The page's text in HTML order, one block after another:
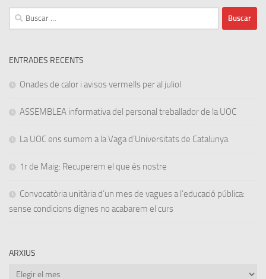
Buscar:
ENTRADES RECENTS
Onades de calor i avisos vermells per al juliol
ASSEMBLEA informativa del personal treballador de la UOC
La UOC ens sumem a la Vaga d’Universitats de Catalunya
1r de Maig: Recuperem el que és nostre
Convocatòria unitària d’un mes de vagues a l’educació pública:
sense condicions dignes no acabarem el curs
ARXIUS
Arxius